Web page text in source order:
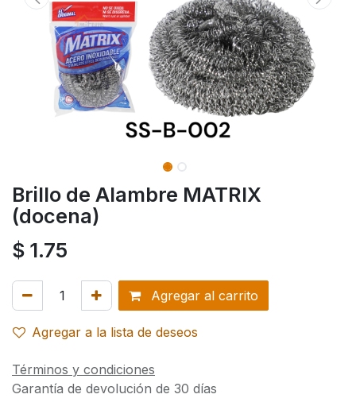
Brillo de Alambre MATRIX
(docena)
$ 1.75
Agregar al carrito
Agregar a la lista de deseos
Términos y condiciones
Garantía de devolución de 30 días